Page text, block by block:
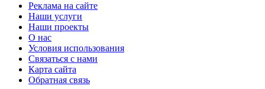
Реклама на сайте
Наши услуги
Наши проекты
О нас
Условия использования
Связаться с нами
Карта сайта
Обратная связь